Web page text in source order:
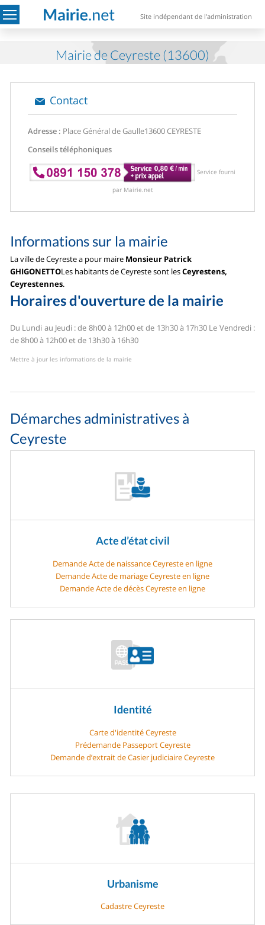
Site indépendant de l'administration
Mairie de Ceyreste (13600)
Contact
Adresse : Place Général de Gaulle13600 CEYRESTE
Conseils téléphoniques
Service fourni
par Mairie.net
Informations sur la mairie
La ville de Ceyreste a pour maire Monsieur Patrick
GHIGONETTOLes habitants de Ceyreste sont lesCeyrestens,
Ceyrestennes.
Horaires d'ouverture de la mairie
Du Lundi au Jeudi : de 8h00 à 12h00 et de 13h30 à 17h30 Le Vendredi :
de 8h00 à 12h00 et de 13h30 à 16h30
Mettre à jour les informations de la mairie
Démarches administratives à
Ceyreste
Acte d’état civil
Demande Acte de naissance Ceyreste en ligne
Demande Acte de mariage Ceyreste en ligne
Demande Acte de décès Ceyreste en ligne
Identité
Carte d'identité Ceyreste
Prédemande Passeport Ceyreste
Demande d’extrait de Casier judiciaire Ceyreste
Urbanisme
Cadastre Ceyreste